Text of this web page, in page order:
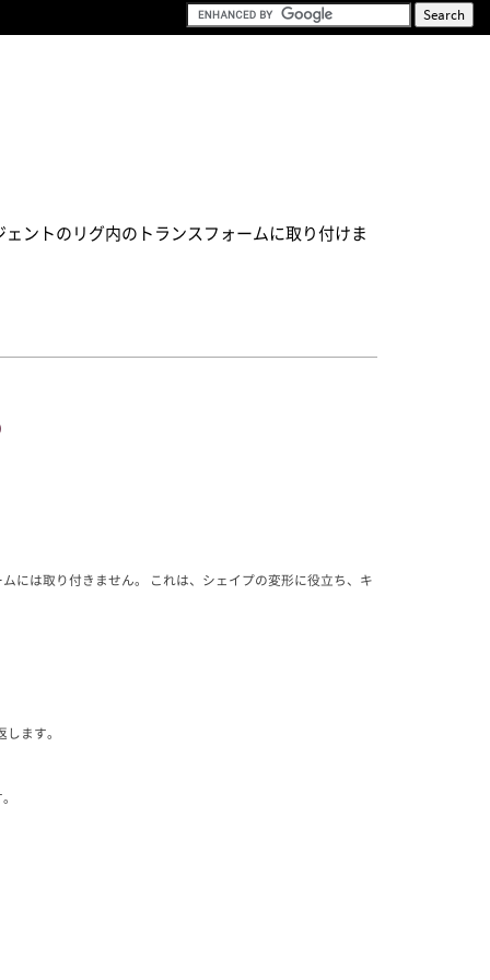
ントのリグ内のトランスフォームに取り付けま
には取り付きません。 これは、シェイプの変形に役立ち、キ
ます。